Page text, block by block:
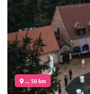
... 50 km